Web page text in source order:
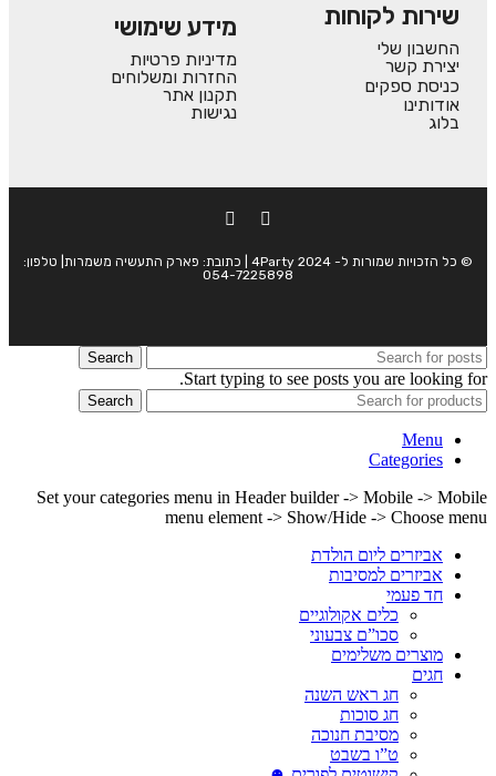
שירות לקוחות
החשבון שלי
יצירת קשר
כניסת ספקים
אודותינו
בלוג
מידע שימושי
מדיניות פרטיות
החזרות ומשלוחים
תקנון אתר
נגישות
© כל הזכויות שמורות ל- 4Party 2024 | כתובת: פארק התעשיה משמרות| טלפון:
054-7225898
Search
Start typing to see posts you are looking for.
Search
Menu
Categories
Set your categories menu in Header builder -> Mobile -> Mobile
menu element -> Show/Hide -> Choose menu
אביזרים ליום הולדת
אביזרים למסיבות
חד פעמי
כלים אקולוגיים
סכו”ם צבעוני
מוצרים משלימים
חגים
חג ראש השנה
חג סוכות
מסיבת חנוכה
ט”ו בשבט